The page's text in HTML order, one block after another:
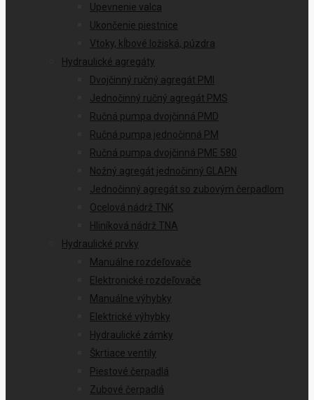
Upevnenie valca
Ukončenie piestnice
Vtoky, kĺbové ložiská, púzdra
Hydraulické agregáty
Dvojčinný ručný agregát PMI
Jednočinný ručný agregát PMS
Ručná pumpa dvojčinná PMD
Ručná pumpa jednočinná PM
Ručná pumpa dvojčinná PME 580
Nožný agregát jednočinný GLAPN
Jednočinný agregát so zubovým čerpadlom
Ocelová nádrž TNK
Hliníková nádrž TNA
Hydraulické prvky
Manuálne rozdeľovače
Elektronické rozdeľovače
Manuálne výhybky
Elektrické výhybky
Hydraulické zámky
Škrtiace ventily
Piestové čerpadlá
Zubové čerpadlá